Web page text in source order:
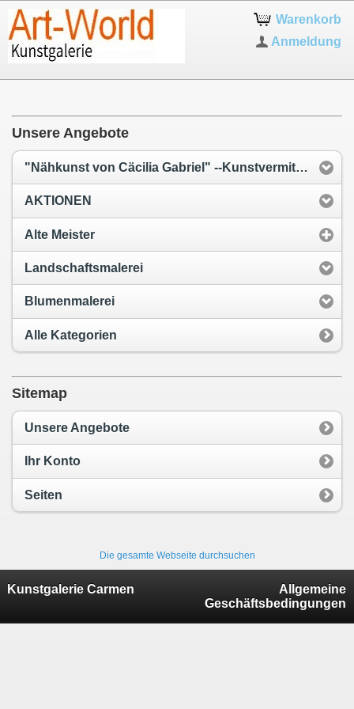
Warenkorb
Anmeldung
Unsere Angebote
"Nähkunst von Cäcilia Gabriel" --Kunstvermittlung--
AKTIONEN
Alte Meister
Landschaftsmalerei
Blumenmalerei
Alle Kategorien
Sitemap
Unsere Angebote
Ihr Konto
Seiten
Die gesamte Webseite durchsuchen
Kunstgalerie Carmen
Allgemeine
Geschäftsbedingungen